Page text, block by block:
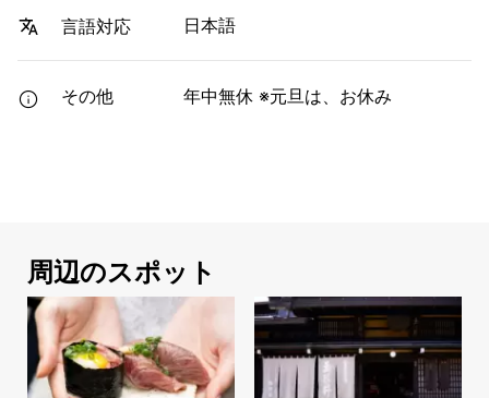
言語対応 日本語
その他 年中無休 ※元旦は、お休み
周辺のスポット